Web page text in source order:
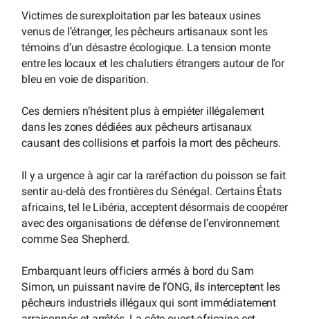
Victimes de surexploitation par les bateaux usines
venus de l’étranger, les pêcheurs artisanaux sont les
témoins d’un désastre écologique. La tension monte
entre les locaux et les chalutiers étrangers autour de l’or
bleu en voie de disparition.
Ces derniers n’hésitent plus à empiéter illégalement
dans les zones dédiées aux pêcheurs artisanaux
causant des collisions et parfois la mort des pêcheurs.
Il y a urgence à agir car la raréfaction du poisson se fait
sentir au-delà des frontières du Sénégal. Certains États
africains, tel le Libéria, acceptent désormais de coopérer
avec des organisations de défense de l’environnement
comme Sea Shepherd.
Embarquant leurs officiers armés à bord du Sam
Simon, un puissant navire de l’ONG, ils interceptent les
pêcheurs industriels illégaux qui sont immédiatement